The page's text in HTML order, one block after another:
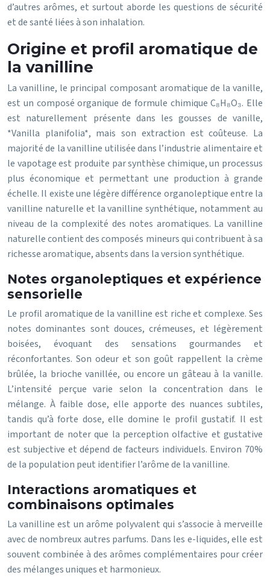
d’autres arômes, et surtout aborde les questions de sécurité
et de santé liées à son inhalation.
Origine et profil aromatique de
la vanilline
La vanilline, le principal composant aromatique de la vanille,
est un composé organique de formule chimique C₈H₈O₃. Elle
est naturellement présente dans les gousses de vanille,
*Vanilla planifolia*, mais son extraction est coûteuse. La
majorité de la vanilline utilisée dans l’industrie alimentaire et
le vapotage est produite par synthèse chimique, un processus
plus économique et permettant une production à grande
échelle. Il existe une légère différence organoleptique entre la
vanilline naturelle et la vanilline synthétique, notamment au
niveau de la complexité des notes aromatiques. La vanilline
naturelle contient des composés mineurs qui contribuent à sa
richesse aromatique, absents dans la version synthétique.
Notes organoleptiques et expérience
sensorielle
Le profil aromatique de la vanilline est riche et complexe. Ses
notes dominantes sont douces, crémeuses, et légèrement
boisées, évoquant des sensations gourmandes et
réconfortantes. Son odeur et son goût rappellent la crème
brûlée, la brioche vanillée, ou encore un gâteau à la vanille.
L’intensité perçue varie selon la concentration dans le
mélange. À faible dose, elle apporte des nuances subtiles,
tandis qu’à forte dose, elle domine le profil gustatif. Il est
important de noter que la perception olfactive et gustative
est subjective et dépend de facteurs individuels. Environ 70%
de la population peut identifier l’arôme de la vanilline.
Interactions aromatiques et
combinaisons optimales
La vanilline est un arôme polyvalent qui s’associe à merveille
avec de nombreux autres parfums. Dans les e-liquides, elle est
souvent combinée à des arômes complémentaires pour créer
des mélanges uniques et harmonieux.